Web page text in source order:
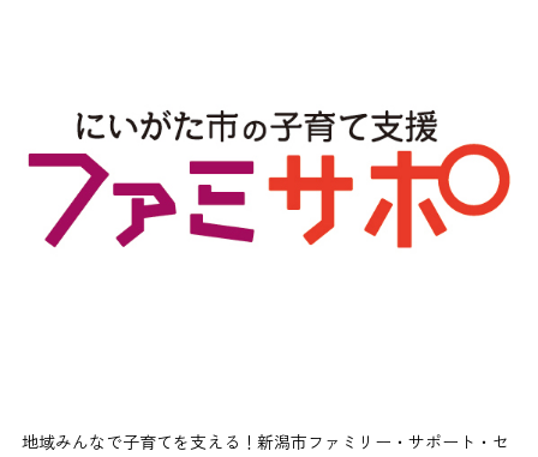
地域みんなで子育てを支える！新潟市ファミリー・サポート・セ